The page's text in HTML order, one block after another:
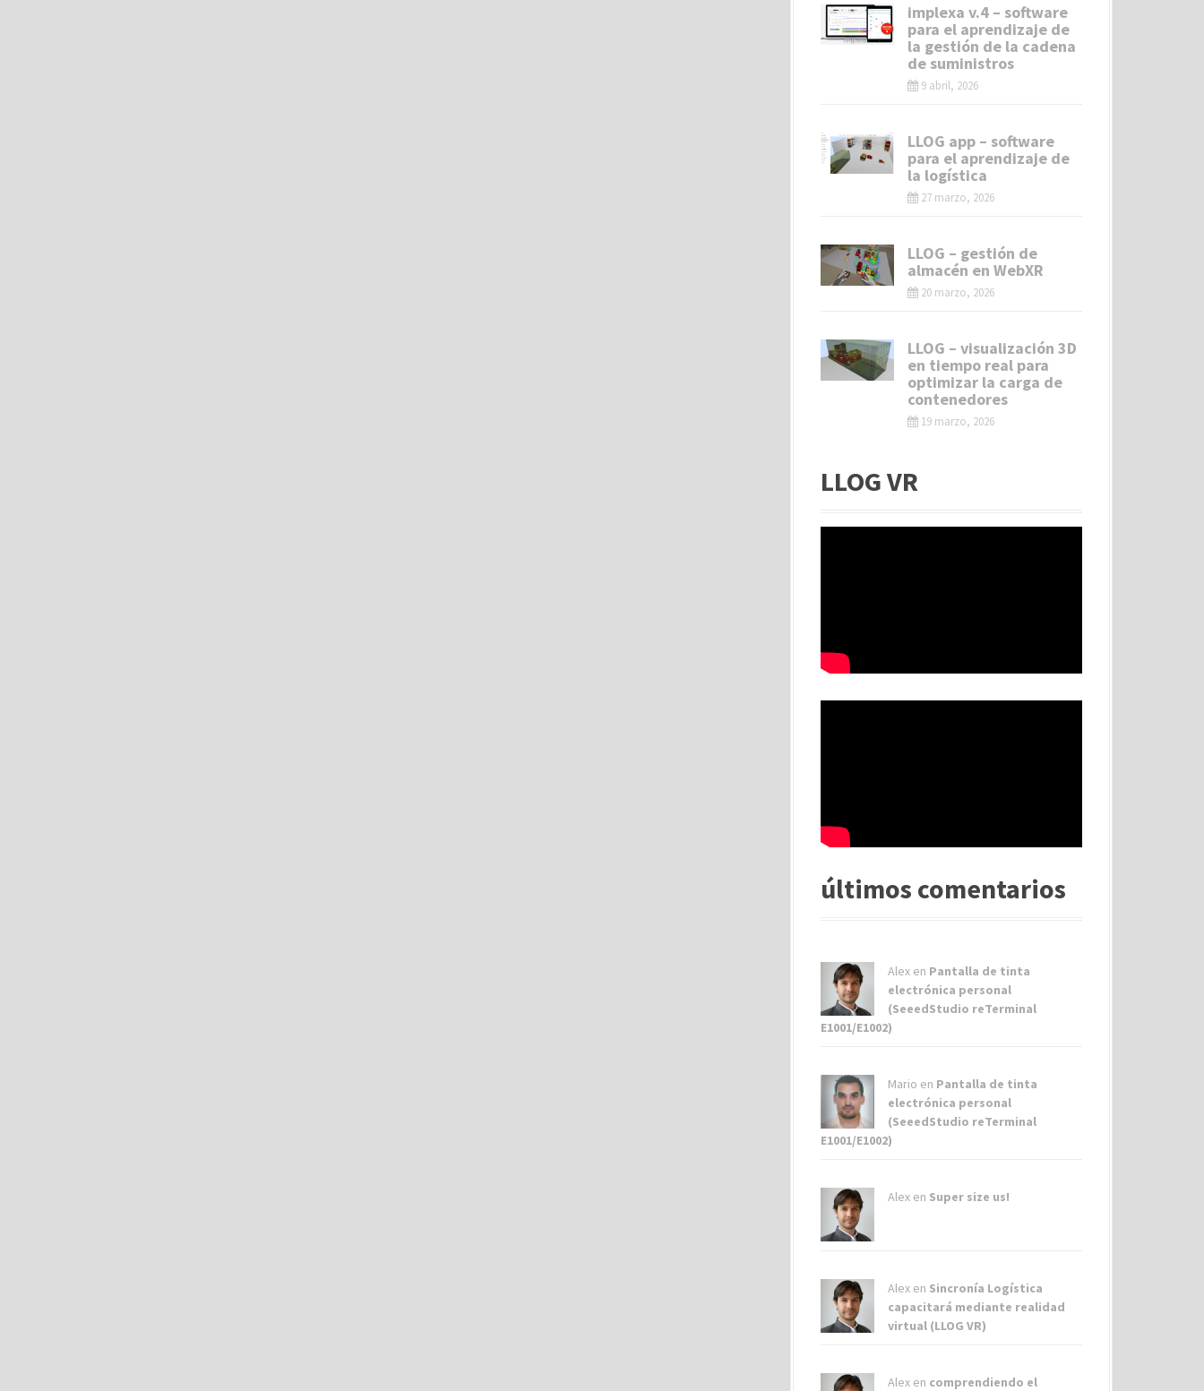
implexa v.4 – software
para el aprendizaje de
la gestión de la cadena
de suministros
9 abril, 2026
LLOG app – software
para el aprendizaje de
la logística
27 marzo, 2026
LLOG – gestión de
almacén en WebXR
20 marzo, 2026
LLOG – visualización 3D
en tiempo real para
optimizar la carga de
contenedores
19 marzo, 2026
LLOG VR
últimos comentarios
Alex en Pantalla de tinta
electrónica personal
(SeeedStudio reTerminal
E1001/E1002)
Mario en Pantalla de tinta
electrónica personal
(SeeedStudio reTerminal
E1001/E1002)
Alex en Super size us!
Alex en Sincronía Logística
capacitará mediante realidad
virtual (LLOG VR)
Alex en comprendiendo el